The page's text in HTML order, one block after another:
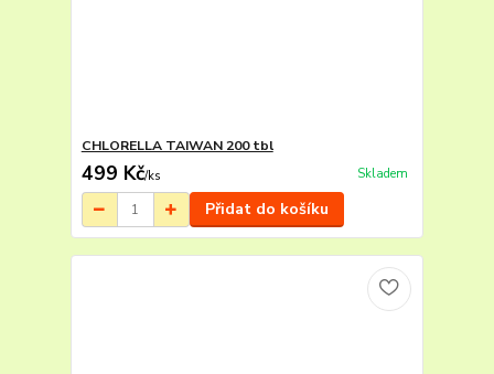
CHLORELLA TAIWAN 200 tbl
499 Kč/ks Skladem
Přidat do košíku